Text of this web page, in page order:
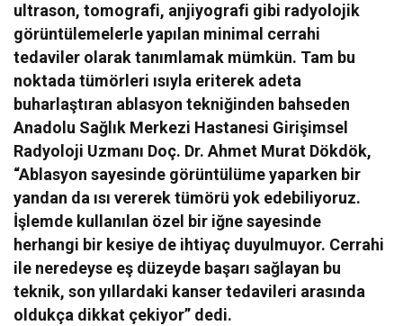
ultrason, tomografi, anjiyografi gibi radyolojik
görüntülemelerle yapılan minimal cerrahi
tedaviler olarak tanımlamak mümkün. Tam bu
noktada tümörleri ısıyla eriterek adeta
buharlaştıran ablasyon tekniğinden bahseden
Anadolu Sağlık Merkezi Hastanesi Girişimsel
Radyoloji Uzmanı Doç. Dr. Ahmet Murat Dökdök,
“Ablasyon sayesinde görüntülüme yaparken bir
yandan da ısı vererek tümörü yok edebiliyoruz.
İşlemde kullanılan özel bir iğne sayesinde
herhangi bir kesiye de ihtiyaç duyulmuyor. Cerrahi
ile neredeyse eş düzeyde başarı sağlayan bu
teknik, son yıllardaki kanser tedavileri arasında
oldukça dikkat çekiyor” dedi.